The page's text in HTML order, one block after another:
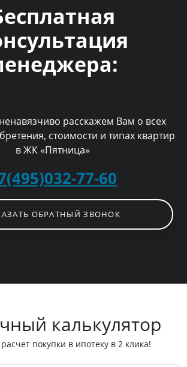
расскажем Вам о всех
стоимости и типах квартир
в ЖК «Пятница»
77-60
ОБРАТНЫЙ ЗВОНОК
калькулятор
покупки в ипотеку в 2 клика!